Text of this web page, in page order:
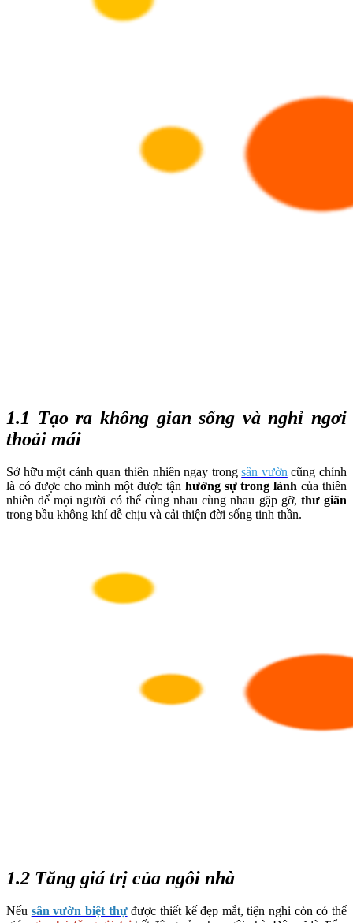
1.1 Tạo ra không gian sống và nghỉ ngơi
thoải mái
Sở hữu một cảnh quan thiên nhiên ngay trongsân vườn cũng chính
là có được cho mình một được tận hưởng sự trong lành của thiên
nhiên để mọi người có thể cùng nhau cùng nhau gặp gỡ, thư giãn
trong bầu không khí dễ chịu và cải thiện đời sống tinh thần.
1.2 Tăng giá trị của ngôi nhà
Nếu sân vườn biệt thự được thiết kế đẹp mắt, tiện nghi còn có thể